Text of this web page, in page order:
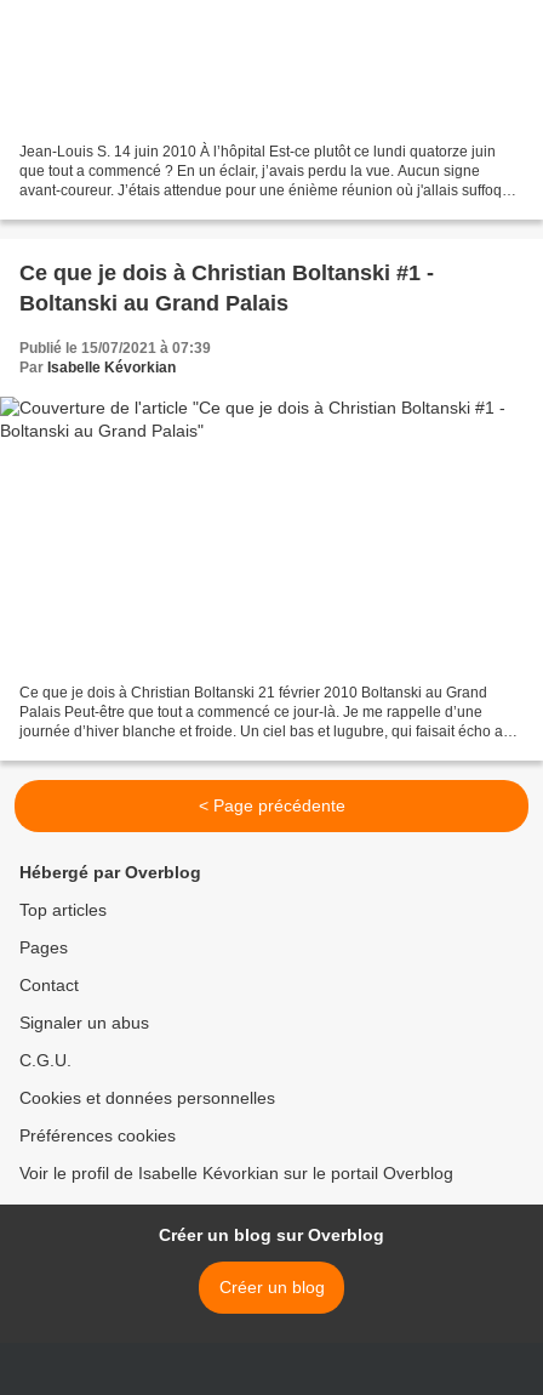
Jean-Louis S. 14 juin 2010 À l’hôpital Est-ce plutôt ce lundi quatorze juin
que tout a commencé ? En un éclair, j’avais perdu la vue. Aucun signe
avant-coureur. J’étais attendue pour une énième réunion où j'allais suffoquer
Ce que je dois à Christian Boltanski #1 -
Boltanski au Grand Palais
Publié le 15/07/2021 à 07:39
Par Isabelle Kévorkian
Ce que je dois à Christian Boltanski 21 février 2010 Boltanski au Grand
Palais Peut-être que tout a commencé ce jour-là. Je me rappelle d’une
journée d’hiver blanche et froide. Un ciel bas et lugubre, qui faisait écho aux
< Page précédente
Hébergé par Overblog
Top articles
Pages
Contact
Signaler un abus
C.G.U.
Cookies et données personnelles
Préférences cookies
Voir le profil de Isabelle Kévorkian sur le portail Overblog
Créer un blog sur Overblog
Créer un blog